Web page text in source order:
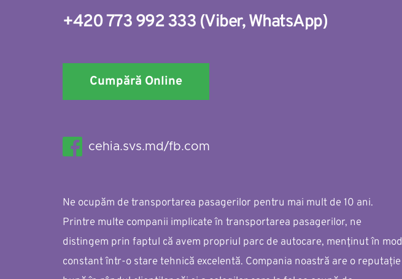
+420 773 992 333 (Viber, WhatsApp)
Cumpără Online
cehia.svs.md/fb.com
Ne ocupăm de transportarea pasagerilor pentru mai mult de 10 ani.
Printre multe companii implicate în transportarea pasagerilor, ne
distingem prin faptul că avem propriul parc de autocare, menținut în mod
constant într-o stare tehnică excelentă. Compania noastră are o reputație